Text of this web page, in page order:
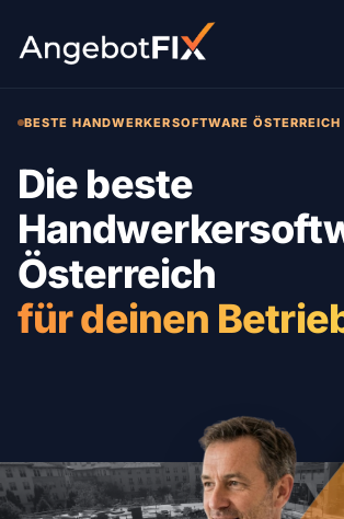
BESTE HANDWERKERSOFTWARE ÖSTERREICH
Die beste
Österreich
für deinen